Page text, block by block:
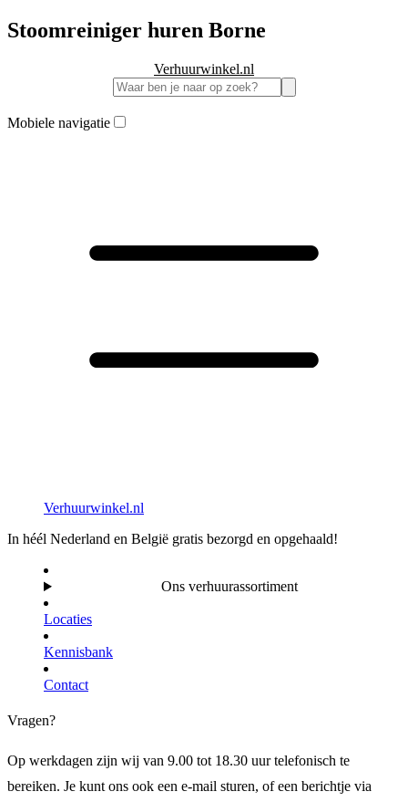
Stoomreiniger huren Borne
Verhuurwinkel.nl
Mobiele navigatie
Verhuurwinkel.nl
In héél Nederland en België gratis bezorgd en opgehaald!
Ons verhuurassortiment
Locaties
Kennisbank
Contact
Vragen?
Op werkdagen zijn wij van 9.00 tot 18.30 uur telefonisch te
bereiken. Je kunt ons ook een e-mail sturen, of een berichtje via